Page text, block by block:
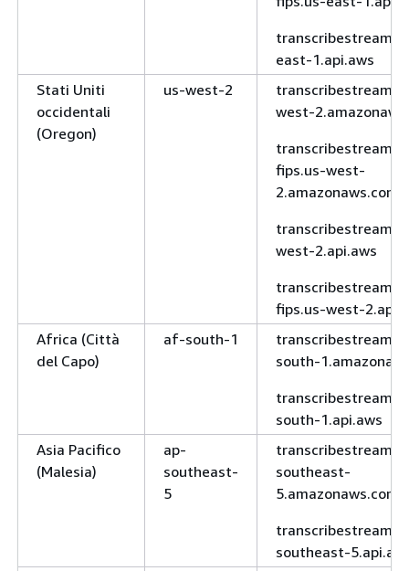
1.api.aws
fips.transcribe.us-
gov-east-
transcribe-
fips.us-gov-east-
1.api.aws
transcribe.us-
gov-west-
transcribe-
fips.us-gov-west-
1.api.aws
fips.transcribe.us-
gov-west-
transcribe.us-
gov-west-
east-1.api.aws
Stati Uniti
occidentali
(Oregon)
us-west-2
west-
fips.us-west-
2.amazonaws.com
west-2.api.aws
fips.us-west-
Africa (Città
del Capo)
af-south-1
south-
south-1.api.aws
Asia Pacifico
(Malesia)
ap-
southeast-
5
southeast-
5.amazonaws.com
southeast-